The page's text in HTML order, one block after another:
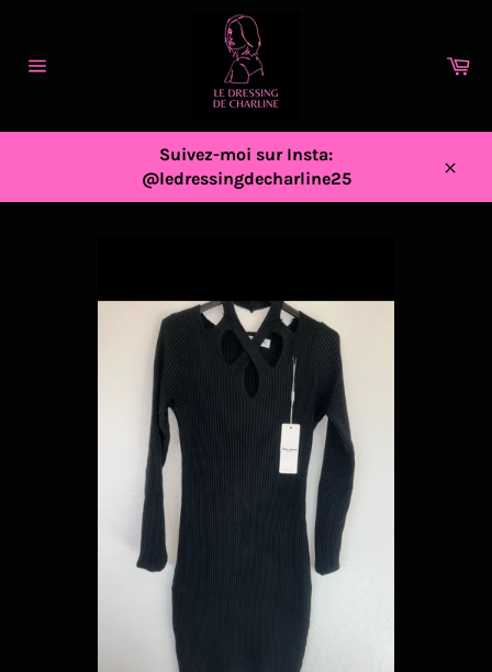
contenu
Suivez-moi sur Insta:
@ledressingdecharline25